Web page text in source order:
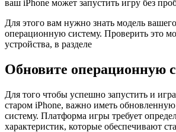
ваш iPhone может запустить игру без
Для этого вам нужно знать модель
операционную систему. Проверить это
устройства, в разделе
Обновите операционную
Для того чтобы успешно запустить и
старом iPhone, важно иметь
систему. Платформа игры требует
характеристик, которые обеспечивают